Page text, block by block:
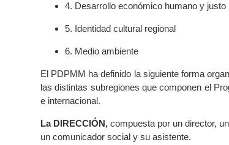
4. Desarrollo económico humano y justo
5. Identidad cultural regional
6. Medio ambiente
El PDPMM ha definido la siguiente forma
las distintas subregiones que componen el
e internacional.
La DIRECCIÓN, compuesta por un director,
un comunicador social y su asistente.